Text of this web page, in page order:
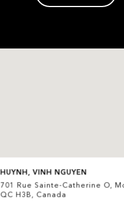
HUYNH, VINH NGUYEN
701 Rue Sainte-Catherine O,
QC H3B, Canada